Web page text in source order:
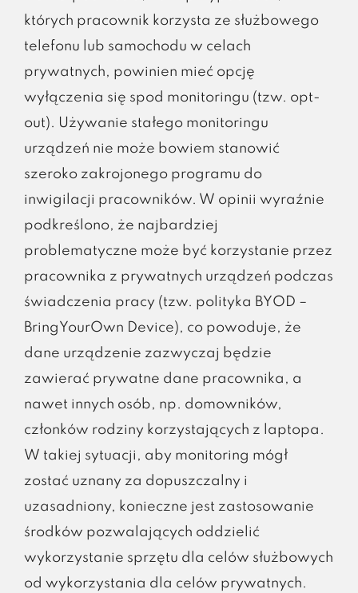
których pracownik korzysta ze służbowego
telefonu lub samochodu w celach
prywatnych, powinien mieć opcję
wyłączenia się spod monitoringu (tzw. opt-
out). Używanie stałego monitoringu
urządzeń nie może bowiem stanowić
szeroko zakrojonego programu do
inwigilacji pracowników. W opinii wyraźnie
podkreślono, że najbardziej
problematyczne może być korzystanie przez
pracownika z prywatnych urządzeń podczas
świadczenia pracy (tzw. polityka BYOD –
BringYourOwn Device), co powoduje, że
dane urządzenie zazwyczaj będzie
zawierać prywatne dane pracownika, a
nawet innych osób, np. domowników,
członków rodziny korzystających z laptopa.
W takiej sytuacji, aby monitoring mógł
zostać uznany za dopuszczalny i
uzasadniony, konieczne jest zastosowanie
środków pozwalających oddzielić
wykorzystanie sprzętu dla celów służbowych
od wykorzystania dla celów prywatnych.